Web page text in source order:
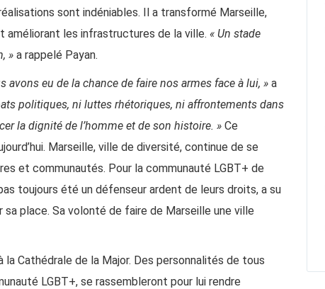
sont indéniables. Il a transformé Marseille,
les infrastructures de la ville. « Un stade
» a rappelé Payan.
avons eu de la chance de faire nos armes face à lui, » a
politiques, ni luttes rhétoriques, ni affrontements dans
la dignité de l’homme et de son histoire. » Ce
Marseille, ville de diversité, continue de se
et communautés. Pour la communauté LGBT+ de
toujours été un défenseur ardent de leurs droits, a su
place. Sa volonté de faire de Marseille une ville
la Cathédrale de la Major. Des personnalités de tous
LGBT+, se rassembleront pour lui rendre